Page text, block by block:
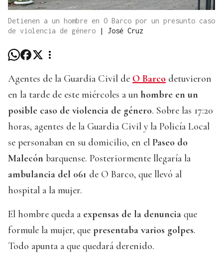
Detienen a un hombre en O Barco por un presunto caso
de violencia de género
| José Cruz
Agentes de la Guardia Civil de O Barco detuvieron
en la tarde de este miércoles a un hombre en un
posible caso de violencia de género. Sobre las 17:20
horas, agentes de la Guardia Civil y la Policía Local
se personaban en su domicilio, en el Paseo do
Malecón barquense. Posteriormente llegaría la
ambulancia del 061 de O Barco, que llevó al
hospital a la mujer.
El hombre queda a expensas de la denuncia que
formule la mujer, que presentaba varios golpes.
Todo apunta a que quedará derenido.